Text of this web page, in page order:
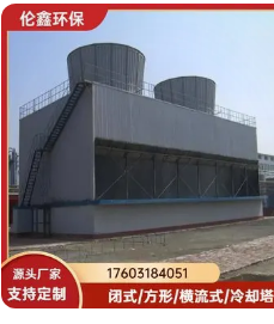
过初始差价。而采
湿环境下显示出更
冷却水塔
需要
忽视的兼容性细节：
进出水管径与厂
风机功率与当地
填料类型对悬浮物
对于需要精确温控的